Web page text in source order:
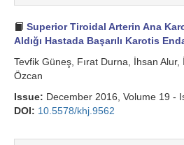
Superior Tiroidal Arterin Ana
Aldığı Hastada Başarılı Karotis
Tevfik Güneş, Fırat Durna, İhsan
Özcan
Issue: December 2016, Volume 19 -
DOI: 10.5578/khj.9562